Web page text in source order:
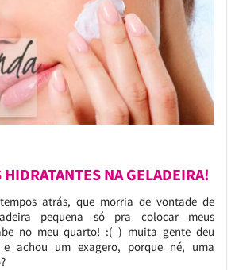
NA GELADEIRA!
atrás, que morria de vontade de
pequena só pra colocar meus
no meu quarto! :( ) muita gente deu
achou um exagero, porque né, uma